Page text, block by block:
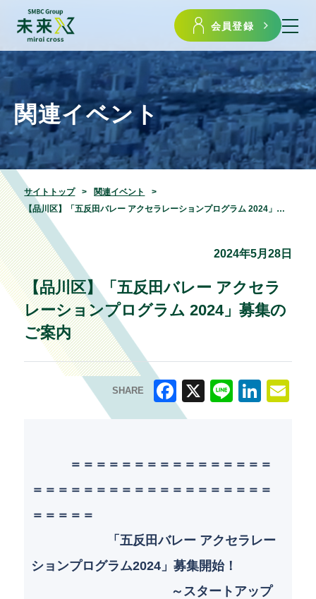
会員登録
関連イベント
サイトトップ
関連イベント
【品川区】「五反田バレー アクセラレーションプログラム 2024」募集のご案内
2024年5月28日
【品川区】「五反田バレー アクセラ
レーションプログラム 2024」募集の
ご案内
SHARE
F
c
e
o
k
e
k
e
ai
＝＝＝＝＝＝＝＝＝＝＝＝＝＝＝＝
＝＝＝＝＝＝＝＝＝＝＝＝＝＝＝＝＝＝＝
＝＝＝＝＝
「五反田バレー アクセラレー
ションプログラム2024」募集開始！
～スタートアップ